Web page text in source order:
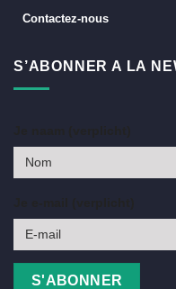
Contactez-nous
S’ABONNER A LA